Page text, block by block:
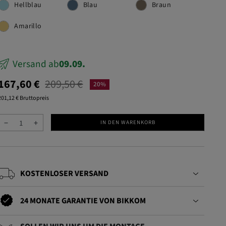
Hellblau Blau Braun
Amarillo
Versand ab09.09.
20%
€ 209,50 €
€ Bruttopreis
− + IN DEN WARENKORB
KOSTENLOSER VERSAND
24 MONATE GARANTIE VON BIKKOM